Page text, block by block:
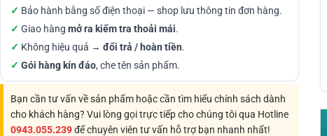
✓ Bảo hành bằng số điện thoại — shop lưu thông tin đơn hàng.
✓ Giao hàng mở ra kiểm tra thoải mái.
✓ Không hiệu quả → đổi trả / hoàn tiền.
✓ Gói hàng kín đáo, che tên sản phẩm.
Bạn cần tư vấn về sản phẩm hoặc cần tìm hiểu chính sách dành
cho khách hàng? Vui lòng gọi trực tiếp cho chúng tôi qua Hotline
0943.055.239để chuyên viên tư vấn hỗ trợ bạn nhanh nhất!